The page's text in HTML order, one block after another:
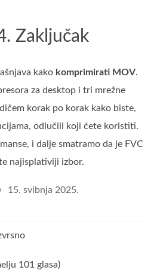
Zaključak
kako komprimirati MOV.
za desktop i tri mrežne
korak po korak kako biste,
odlučili koji ćete koristiti.
i dalje smatramo da je FVC
najisplativiji izbor.
15. svibnja 2025.
101 glasa)